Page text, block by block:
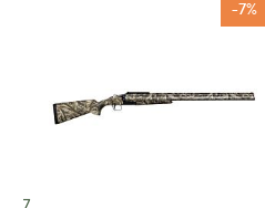
-7%